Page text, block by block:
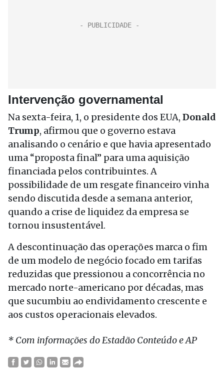
Intervenção governamental
Na sexta-feira, 1, o presidente dos EUA, Donald
Trump, afirmou que o governo estava
analisando o cenário e que havia apresentado
uma “proposta final” para uma aquisição
financiada pelos contribuintes. A
possibilidade de um resgate financeiro vinha
sendo discutida desde a semana anterior,
quando a crise de liquidez da empresa se
tornou insustentável.
A descontinuação das operações marca o fim
de um modelo de negócio focado em tarifas
reduzidas que pressionou a concorrência no
mercado norte-americano por décadas, mas
que sucumbiu ao endividamento crescente e
aos custos operacionais elevados.
* Com informações do Estadão Conteúdo e AP